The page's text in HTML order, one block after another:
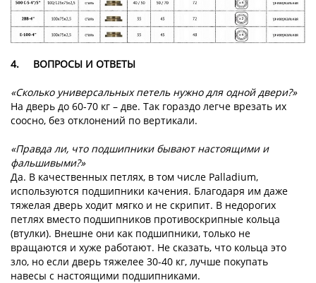
4. ВОПРОСЫ И ОТВЕТЫ
«Сколько универсальных петель нужно для одной двери?»
На дверь до 60-70 кг – две. Так гораздо легче врезать их
соосно, без отклонений по вертикали.
«Правда ли, что подшипники бывают настоящими и
фальшивыми?»
Да. В качественных петлях, в том числе Palladium,
используются подшипники качения. Благодаря им даже
тяжелая дверь ходит мягко и не скрипит. В недорогих
петлях вместо подшипников противоскрипные кольца
(втулки). Внешне они как подшипники, только не
вращаются и хуже работают. Не сказать, что кольца это
зло, но если дверь тяжелее 30-40 кг, лучше покупать
навесы с настоящими подшипниками.